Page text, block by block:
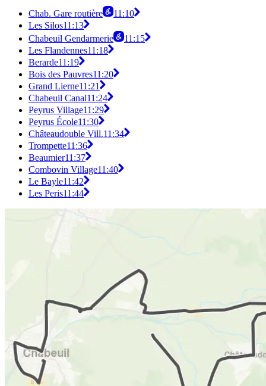
Chab. Gare routière
11:10
Les Silos11:13
Chabeuil Gendarmerie
11:15
Les Flandennes11:18
Berarde11:19
Bois des Pauvres11:20
Grand Lierne11:21
Chabeuil Canal11:24
Peyrus Village11:29
Peyrus École11:30
Châteaudouble Vill.11:34
Trompette11:36
Beaumier11:37
Combovin Village11:40
Le Bayle11:42
Les Peris11:44